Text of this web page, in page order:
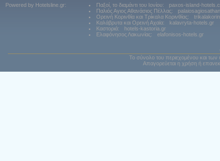
Powered by Hotelsline.gr: Παξοί, το διαμάντι του Ιονίου:
paxos-island-
Παλιός Αγιος Αθανάσιος Πέλλας:
Ορεινή Κορινθία και Τρίκαλα Κορινθίας:
Καλάβρυτα και Ορεινή Αχαϊα:
kalavryta-hotels.gr
Καστοριά:
hotels-kastoria.gr
Ελαφόνησος Λακωνίας:
elafonisos-hotels.gr
Το σύνολο του περιεχομένου και των
Απαγορεύεται η χρήση ή